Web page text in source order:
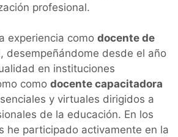
profesional.
experiencia como docente de
, desempeñándome desde el año
en instituciones
como docente capacitadora
y virtuales dirigidos a
de la educación. En los
he participado activamente en la